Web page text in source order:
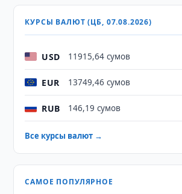
КУРСЫ ВАЛЮТ (ЦБ, 07.08.2026)
USD 11915,64 сумов
EUR 13749,46 сумов
RUB 146,19 сумов
Все курсы валют →
САМОЕ ПОПУЛЯРНОЕ